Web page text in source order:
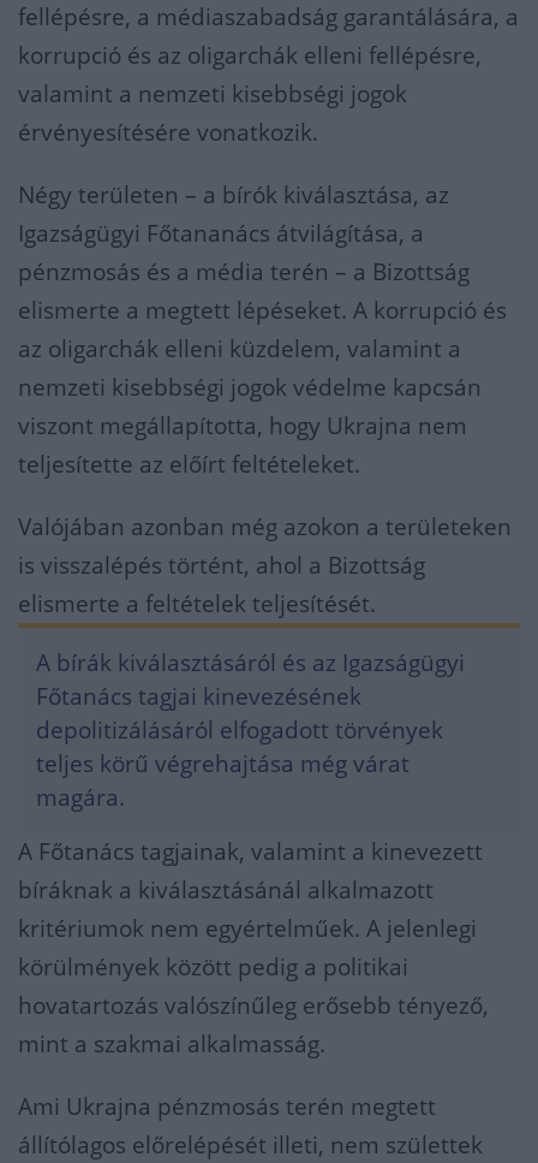
fellépésre, a médiaszabadság garantálására, a
korrupció és az oligarchák elleni fellépésre,
valamint a nemzeti kisebbségi jogok
érvényesítésére vonatkozik.
Négy területen – a bírók kiválasztása, az
Igazságügyi Főtananács átvilágítása, a
pénzmosás és a média terén – a Bizottság
elismerte a megtett lépéseket. A korrupció és
az oligarchák elleni küzdelem, valamint a
nemzeti kisebbségi jogok védelme kapcsán
viszont megállapította, hogy Ukrajna nem
teljesítette az előírt feltételeket.
Valójában azonban még azokon a területeken
is visszalépés történt, ahol a Bizottság
elismerte a feltételek teljesítését.
A bírák kiválasztásáról és az Igazságügyi
Főtanács tagjai kinevezésének
depolitizálásáról elfogadott törvények
teljes körű végrehajtása még várat
magára.
A Főtanács tagjainak, valamint a kinevezett
bíráknak a kiválasztásánál alkalmazott
kritériumok nem egyértelműek. A jelenlegi
körülmények között pedig a politikai
hovatartozás valószínűleg erősebb tényező,
mint a szakmai alkalmasság.
Ami Ukrajna pénzmosás terén megtett
állítólagos előrelépését illeti, nem születtek